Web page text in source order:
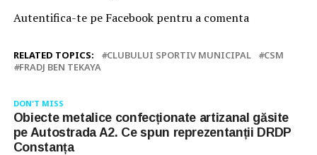
Autentifica-te pe Facebook pentru a comenta
RELATED TOPICS: CLUBULUI SPORTIV MUNICIPAL
CSM
FRADJ BEN TEKAYA
DON'T MISS
Obiecte metalice confecționate artizanal găsite
pe Autostrada A2. Ce spun reprezentanții DRDP
Constanța